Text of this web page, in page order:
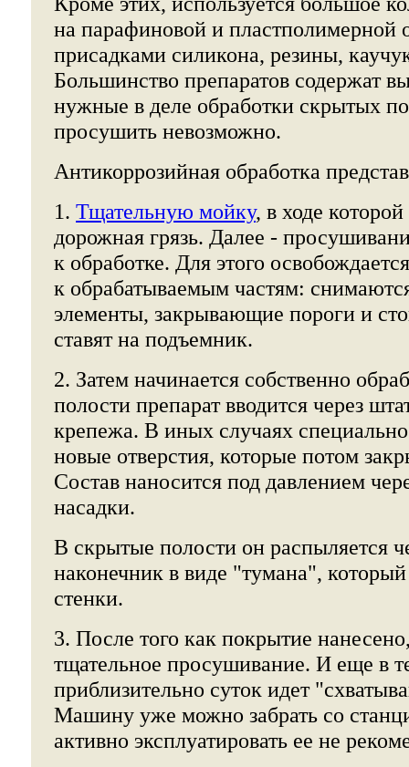
на парафиновой и пластполимерной
присадками силикона, резины,
Большинство препаратов содержат
нужные в деле обработки скрытых
просушить невозможно.
Антикоррозийная обработка
1. Тщательную мойку, в ходе которой
дорожная грязь. Далее -
к обработке. Для этого
к обрабатываемым частям:
элементы, закрывающие пороги и
ставят на подъемник.
2. Затем начинается собственно
полости препарат вводится через
крепежа. В иных случаях
новые отверстия, которые потом
Состав наносится под давлением
насадки.
В скрытые полости он распыляется
наконечник в виде "тумана",
стенки.
3. После того как покрытие
тщательное просушивание. И еще в
приблизительно суток идет
Машину уже можно забрать со
активно эксплуатировать ее не